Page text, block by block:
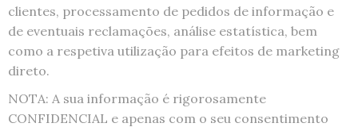
clientes, processamento de pedidos de informação e
de eventuais reclamações, análise estatística, bem
como a respetiva utilização para efeitos de marketing
direto.
NOTA: A sua informação é rigorosamente
CONFIDENCIAL e apenas com o seu consentimento